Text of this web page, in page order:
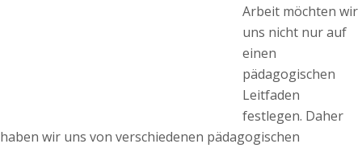
Arbeit möchten wir
uns nicht nur auf
einen
pädagogischen
Leitfaden
festlegen. Daher
haben wir uns von verschiedenen pädagogischen